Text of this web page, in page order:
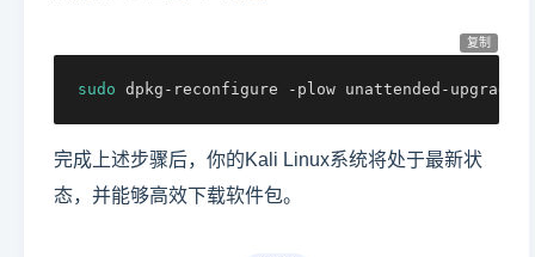
复制
sudo dpkg-reconfigure -plow unattended-upgrades
完成上述步骤后，你的Kali Linux系统将处于最新状
态，并能够高效下载软件包。